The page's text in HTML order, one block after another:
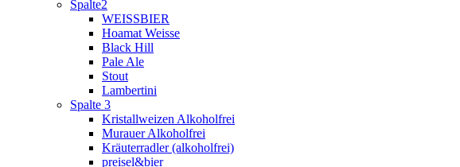
Spalte2
WEISSBIER
Hoamat Weisse
Black Hill
Pale Ale
Stout
Lambertini
Spalte 3
Kristallweizen Alkoholfrei
Murauer Alkoholfrei
Kräuterradler (alkoholfrei)
preisel&bier